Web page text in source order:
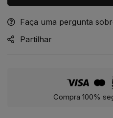
Alternative:
Faça uma pergunta
Partilhar
Compra 100%